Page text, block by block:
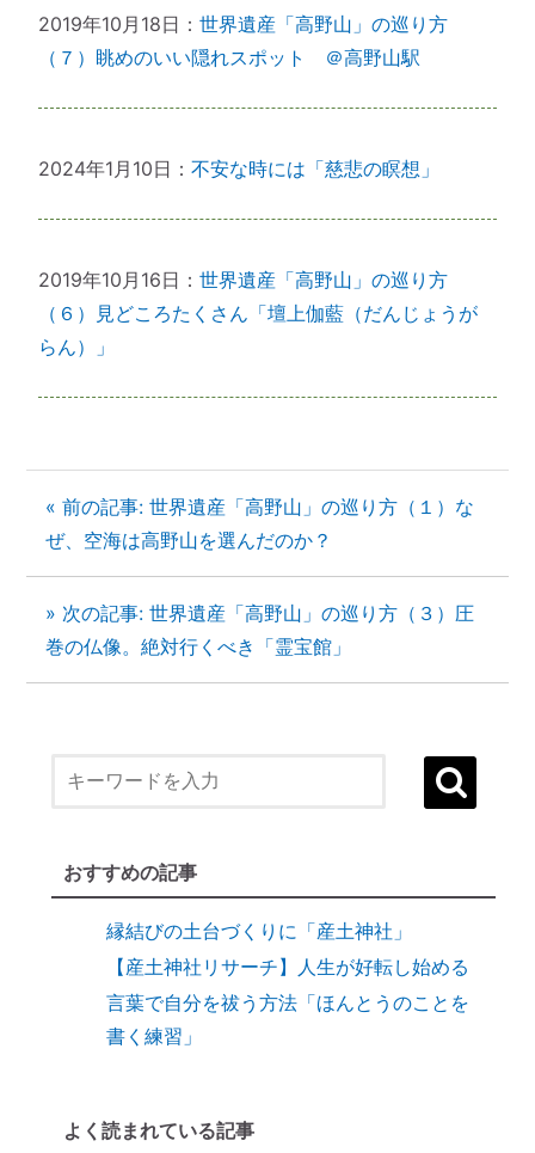
2019年10月18日：世界遺産「高野山」の巡り方
（７）眺めのいい隠れスポット ＠高野山駅
2024年1月10日：不安な時には「慈悲の瞑想」
2019年10月16日：世界遺産「高野山」の巡り方
（６）見どころたくさん「壇上伽藍（だんじょうが
らん）」
« 前の記事: 世界遺産「高野山」の巡り方（１）な
ぜ、空海は高野山を選んだのか？
» 次の記事: 世界遺産「高野山」の巡り方（３）圧
巻の仏像。絶対行くべき「霊宝館」
おすすめの記事
状況を好転させたい時の「産土神社・21日
縁結びに効果がある「産土神社」
縁結びの土台づくりに「産土神社」
【産土神社リサーチ】人生が好転し始める
言葉で自分を祓う方法「ほんとうのことを
書く練習」
９割の人が知らない「産土神社」と人生の
く」スポンジが革命すぎる
よく読まれている記事